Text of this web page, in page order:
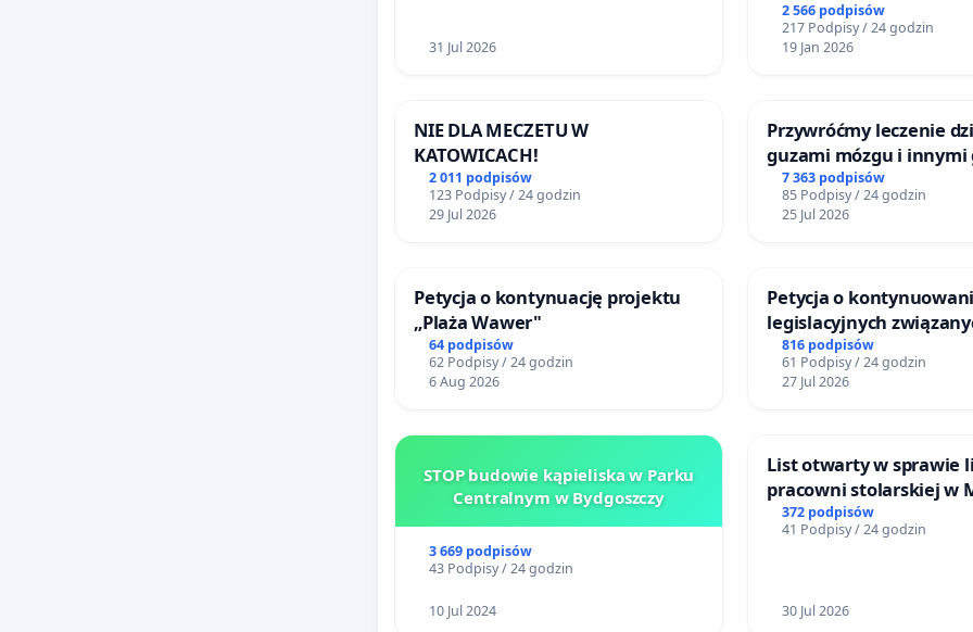
31 Jul 2026
2 566 podpisów
217 Podpisy / 24 godzin
19 Jan 2026
NIE DLA MECZETU W
KATOWICACH!
2 011 podpisów
123 Podpisy / 24 godzin
29 Jul 2026
Przywróćmy leczenie
guzami mózgu i innymi
litymi do
Centrum Zdrowia
Katowicach
7 363 podpisów
85 Podpisy / 24 godzin
25 Jul 2026
Petycja o kontynuację projektu
„Plaża Wawer"
64 podpisów
62 Podpisy / 24 godzin
6 Aug 2026
Petycja o
legislacyjnych
reformą prawa
816 podpisów
61 Podpisy / 24 godzin
27 Jul 2026
STOP budowie kąpieliska w Parku
Centralnym w Bydgoszczy
3 669 podpisów
43 Podpisy / 24 godzin
10 Jul 2024
List otwarty w sprawie
pracowni stolarskiej w
Teatrze Miniatura w
372 podpisów
41 Podpisy / 24 godzin
30 Jul 2026